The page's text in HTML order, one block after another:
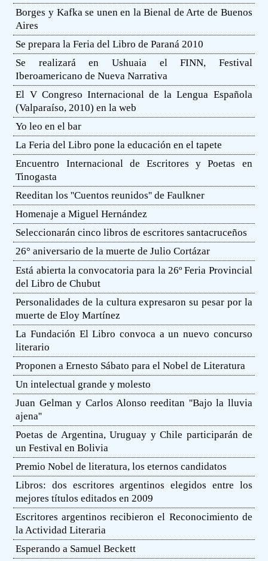
Borges y Kafka se unen en la Bienal de Arte de Buenos
Aires
Se prepara la Feria del Libro de Paraná 2010
Se realizará en Ushuaia el FINN, Festival
Iberoamericano de Nueva Narrativa
El V Congreso Internacional de la Lengua Española
(Valparaíso, 2010) en la web
Yo leo en el bar
La Feria del Libro pone la educación en el tapete
Encuentro Internacional de Escritores y Poetas en
Tinogasta
Reeditan los ''Cuentos reunidos'' de Faulkner
Homenaje a Miguel Hernández
Seleccionarán cinco libros de escritores santacruceños
26° aniversario de la muerte de Julio Cortázar
Está abierta la convocatoria para la 26º Feria Provincial
del Libro de Chubut
Personalidades de la cultura expresaron su pesar por la
muerte de Eloy Martínez
La Fundación El Libro convoca a un nuevo concurso
literario
Proponen a Ernesto Sábato para el Nobel de Literatura
Un intelectual grande y molesto
Juan Gelman y Carlos Alonso reeditan ''Bajo la lluvia
ajena''
Poetas de Argentina, Uruguay y Chile participarán de
un Festival en Bolivia
Premio Nobel de literatura, los eternos candidatos
Libros: dos escritores argentinos elegidos entre los
mejores títulos editados en 2009
Escritores argentinos recibieron el Reconocimiento de
la Actividad Literaria
Esperando a Samuel Beckett